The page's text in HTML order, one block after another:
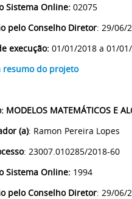
Sistema Online: 02075
pelo Conselho Diretor: 29/06/
execução: 01/01/2018 a 01/
resumo do projeto
: MODELOS MATEMÁTICOS E
(a): Ramon Pereira Lopes
: 23007.010285/2018-60
Sistema Online: 1994
pelo Conselho Diretor: 29/06/